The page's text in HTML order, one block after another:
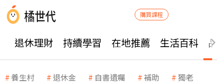
購買課程
退休理財 持續學習 在地推薦 生活百科
養生村 退休金 自書遺囑 補助 獨老